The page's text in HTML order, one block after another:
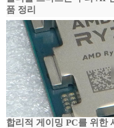
품 정리
합리적 게이밍 PC를 위한